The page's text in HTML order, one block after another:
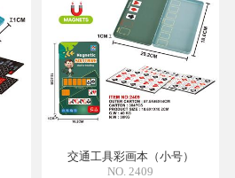
交通工具彩画本（小号）
NO. 2409